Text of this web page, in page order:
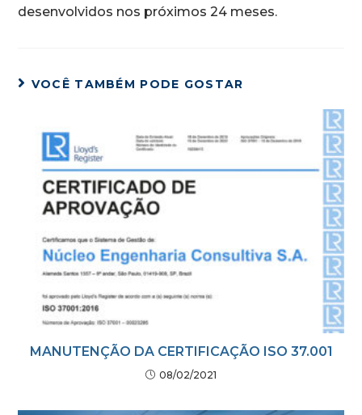
desenvolvidos nos próximos 24 meses.
VOCÊ TAMBÉM PODE GOSTAR
MANUTENÇÃO DA CERTIFICAÇÃO ISO 37.001
08/02/2021